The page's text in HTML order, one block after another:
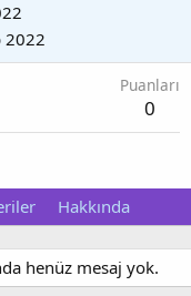
2022
Puanları
0
Hakkında
henüz mesaj yok.